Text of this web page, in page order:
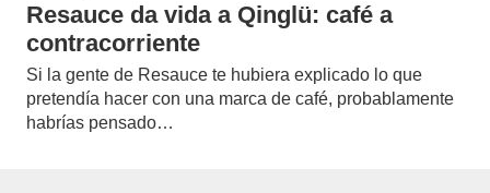
Resauce da vida a Qinglü: café a
contracorriente
Si la gente de Resauce te hubiera explicado lo que
pretendía hacer con una marca de café, probablamente
habrías pensado…